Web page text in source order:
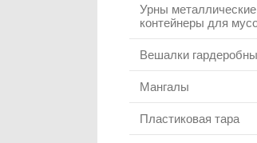
Урны
контейнеры для
Вешалки
Мангалы
Пластиковая тара